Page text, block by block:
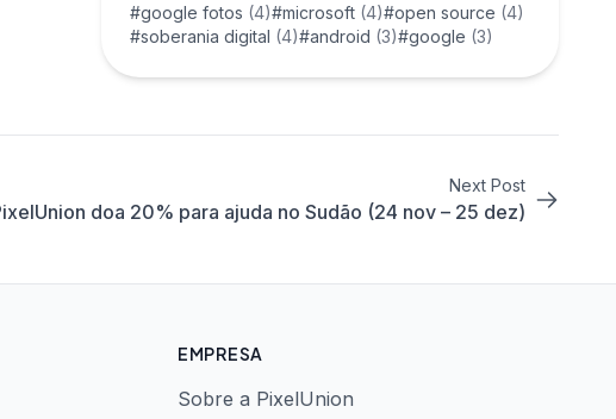
#google fotos (4)#microsoft (4)#open source (4)
#soberania digital (4)#android (3)#google (3)
Next Post
doa 20% para ajuda no Sudão (24 nov – 25 dez)
EMPRESA
Sobre a PixelUnion